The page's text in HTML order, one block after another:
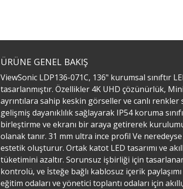
ÜRÜNE GENEL BAKIŞ
ViewSonic LDP136-071C, 136" kurumsal sınıftır
tasarlanmıştır. Özellikler 4K UHD çözünürlük,
ayrıntılara sahip keskin görseller ve canlı
gelişmiş dayanıklılık sağlayarak IP54 koruma
birleştirme ve ekranı bir araya getirerek
olanak tanır. 31 mm ultra ince profil Ve
estetik oluşturur. Ortak katot LED tasarımı ve
tüketimini azaltır. Sorunsuz işbirliği için
kontrolü, ve İsteğe bağlı kablosuz içerik paylaşımı
eğitim odaları ve yönetici toplantı odaları için